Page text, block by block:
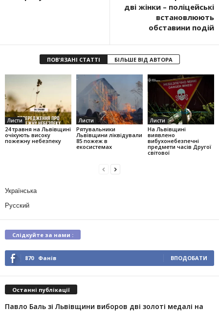
дві жінки – поліцейські
встановлюють
обставини подій
ПОВ'ЯЗАНІ СТАТТІ БІЛЬШЕ ВІД АВТОРА
Листи
24 травня на Львівщині
очікують високу
пожежну небезпеку
Листи
Рятувальники
Львівщини ліквідували
85 пожеж в
екосистемах
Листи
На Львівщині
виявлено
вибухонебезпечні
предмети часів Другої
світової
Українська
Русский
Слідкуйте за нами :
870 Фанів ВПОДОБАТИ
Останні публікації
Павло Баль зі Львівщини виборов дві золоті медалі на